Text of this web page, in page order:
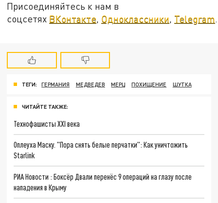
Присоединяйтесь к нам в
соцсетях ВКонтакте, Одноклассники, Telegram.
ТЕГИ: ГЕРМАНИЯ МЕДВЕДЕВ МЕРЦ ПОХИЩЕНИЕ ШУТКА
ЧИТАЙТЕ ТАКЖЕ:
Технофашисты XXI века
Оплеуха Маску. "Пора снять белые перчатки": Как уничтожить
Starlink
РИА Новости : Боксёр Двали перенёс 9 операций на глазу после
нападения в Крыму